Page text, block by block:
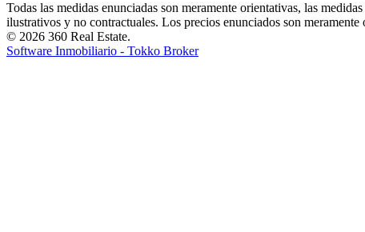
Todas las medidas enunciadas son meramente orientativas, las
ilustrativos y no contractuales. Los precios enunciados son
© 2026 360 Real Estate.
Software Inmobiliario - Tokko Broker